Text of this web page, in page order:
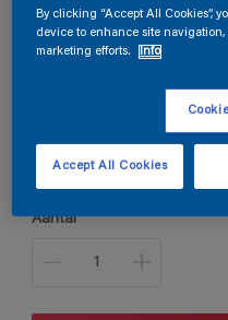
0,5 L
Aantal
By clicking “Accept All Cookies”,
device to enhance site
marketing efforts.
Info
Accept All Cookies